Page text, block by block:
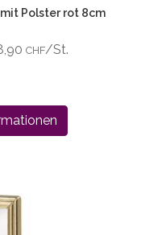
Polster rot 8cm
CHF/St.